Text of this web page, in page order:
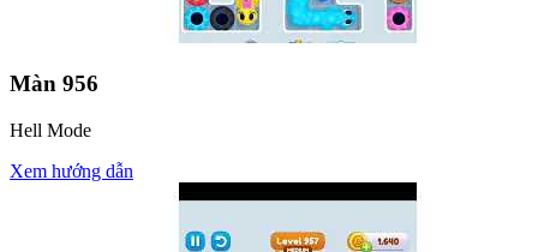
Màn 956
Hell Mode
Xem hướng dẫn